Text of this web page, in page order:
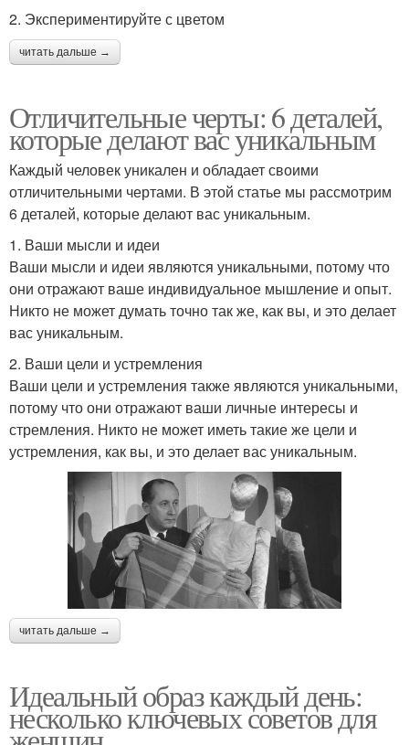
2. Экспериментируйте с цветом
читать дальше →
Отличительные черты: 6 деталей,
которые делают вас уникальным
Каждый человек уникален и обладает своими
отличительными чертами. В этой статье мы рассмотрим
6 деталей, которые делают вас уникальным.
1. Ваши мысли и идеи
Ваши мысли и идеи являются уникальными, потому что
они отражают ваше индивидуальное мышление и опыт.
Никто не может думать точно так же, как вы, и это делает
вас уникальным.
2. Ваши цели и устремления
Ваши цели и устремления также являются уникальными,
потому что они отражают ваши личные интересы и
стремления. Никто не может иметь такие же цели и
устремления, как вы, и это делает вас уникальным.
читать дальше →
Идеальный образ каждый день:
несколько ключевых советов для